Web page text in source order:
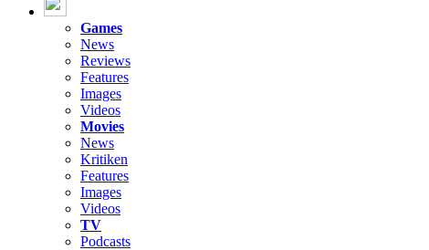
Games
News
Reviews
Features
Images
Videos
Movies
News
Kritiken
Features
Images
Videos
TV
Podcasts